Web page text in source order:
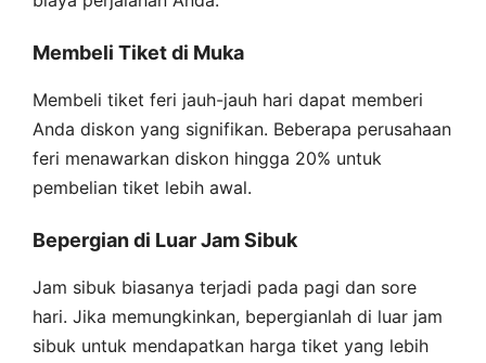
Membeli Tiket di Muka
Membeli tiket feri jauh-jauh hari dapat memberi
Anda diskon yang signifikan. Beberapa perusahaan
feri menawarkan diskon hingga 20% untuk
pembelian tiket lebih awal.
Bepergian di Luar Jam Sibuk
Jam sibuk biasanya terjadi pada pagi dan sore
hari. Jika memungkinkan, bepergianlah di luar jam
sibuk untuk mendapatkan harga tiket yang lebih